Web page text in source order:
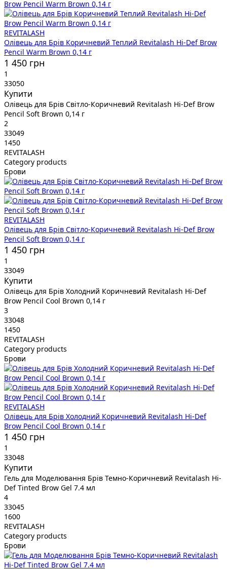
REVITALASH
Олівець для Брів Коричневий Теплий Revitalash Hi-Def Brow
Pencil Warm Brown 0,14 г
1 450 грн
1
33050
Купити
Олівець для Брів Світло-Коричневий Revitalash Hi-Def Brow
Pencil Soft Brown 0,14 г
2
33049
1450
REVITALASH
Category products
Брови
REVITALASH
Олівець для Брів Світло-Коричневий Revitalash Hi-Def Brow
Pencil Soft Brown 0,14 г
1 450 грн
1
33049
Купити
Олівець для Брів Холодний Коричневий Revitalash Hi-Def
Brow Pencil Cool Brown 0,14 г
3
33048
1450
REVITALASH
Category products
Брови
REVITALASH
Олівець для Брів Холодний Коричневий Revitalash Hi-Def
Brow Pencil Cool Brown 0,14 г
1 450 грн
1
33048
Купити
Гель для Моделювання Брів Темно-Коричневий Revitalash Hi-
Def Tinted Brow Gel 7.4 мл
4
33045
1600
REVITALASH
Category products
Брови